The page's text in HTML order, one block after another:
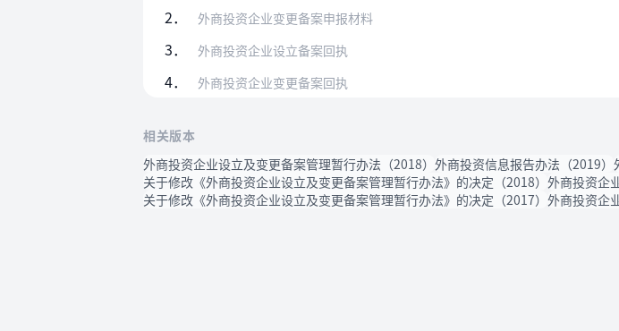
2． 外商投资企业变更备案申报材料
3． 外商投资企业设立备案回执
4． 外商投资企业变更备案回执
相关版本
外商投资企业设立及变更备案管理暂行办法（2018） 外商投资信息报告办法（2019）
关于修改《外商投资企业设立及变更备案管理暂行办法》的决定（2018） 外商投资企
关于修改《外商投资企业设立及变更备案管理暂行办法》的决定（2017） 外商投资企